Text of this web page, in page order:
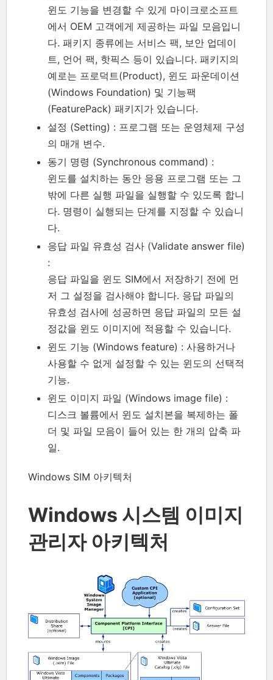
윈도 기능을 변경할 수 있게 마이크로소프트
에서 OEM 고객에게 제공하는 파일 모음입니
다. 패키지 종류에는 서비스 팩, 보안 업데이
트, 언어 팩, 핫픽스 등이 있습니다. 패키지의
예로는 프로덕트(Product), 윈도 파운데이션
(Windows Foundation) 및 기능팩
(FeaturePack) 패키지가 있습니다.
설정 (Setting) : 프로그램 또는 운영체제 구성
의 매개 변수.
동기 명령 (Synchronous command) :
윈도를 설치하는 동안 응용 프로그램 또는 그
밖에 다른 실행 파일을 실행할 수 있도록 합니
다. 명령이 실행되는 단계를 지정할 수 있습니
다.
응답 파일 유효성 검사 (Validate answer file)
:
응답 파일을 윈도 SIM에서 저장하기 전에 먼
저 그 설정을 검사해야 합니다. 응답 파일의
유효성 검사에 성공하면 응답 파일의 모든 설
정값을 윈도 이미지에 적용할 수 있습니다.
윈도 기능 (Windows feature) : 사용하거나
사용할 수 없게 설정할 수 있는 윈도의 선택적
기능.
윈도 이미지 파일 (Windows image file) :
디스크 볼륨에서 윈도 설치본을 복제하는 폴
더 및 파일 모음이 들어 있는 한 개의 압축 파
일.
Windows SIM 아키텍처
Windows 시스템 이미지
관리자 아키텍처